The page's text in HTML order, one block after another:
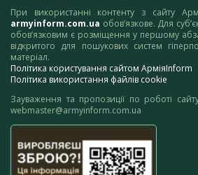
При використанні контенту з сайту
armyinform.com.ua обов’язкове. Для
обов’язковим є розміщення у першому
відкритого для пошукових систем
матеріал.
Політика користування сайтом АрміяInform
Політика використання файлів cookie
Зауваження та пропозиції по роботі
webmaster@armyinform.com.ua